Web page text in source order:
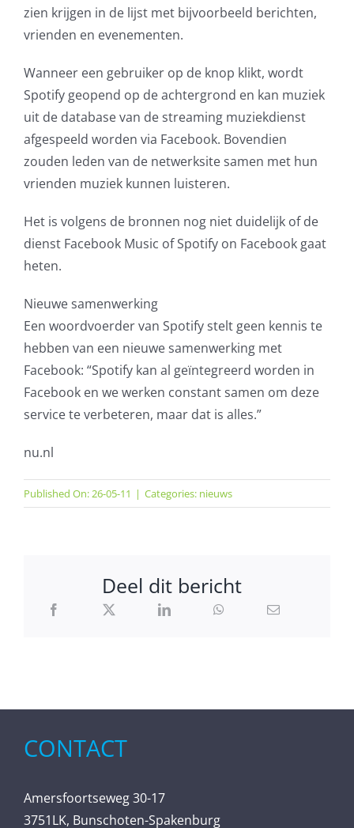
Remote Help
Contact
zien krijgen in de lijst met bijvoorbeeld berichten,
vrienden en evenementen.
Wanneer een gebruiker op de knop klikt, wordt
Spotify geopend op de achtergrond en kan muziek
uit de database van de streaming muziekdienst
afgespeeld worden via Facebook. Bovendien
zouden leden van de netwerksite samen met hun
vrienden muziek kunnen luisteren.
Het is volgens de bronnen nog niet duidelijk of de
dienst Facebook Music of Spotify on Facebook gaat
heten.
Nieuwe samenwerking
Een woordvoerder van Spotify stelt geen kennis te
hebben van een nieuwe samenwerking met
Facebook: “Spotify kan al geïntegreerd worden in
Facebook en we werken constant samen om deze
service te verbeteren, maar dat is alles.”
nu.nl
Published On: 26-05-11 | Categories: nieuws
Deel dit bericht
CONTACT
Amersfoortseweg 30-17
3751LK, Bunschoten-Spakenburg